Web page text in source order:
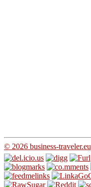
© 2026 business-traveler.eu